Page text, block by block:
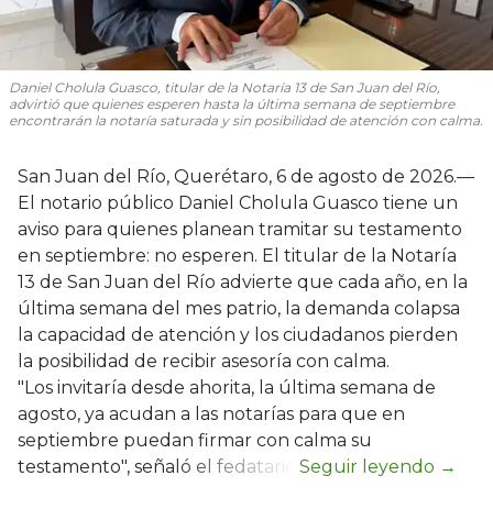
Daniel Cholula Guasco, titular de la Notaría 13 de San Juan del Río,
advirtió que quienes esperen hasta la última semana de septiembre
encontrarán la notaría saturada y sin posibilidad de atención con calma.
San Juan del Río, Querétaro, 6 de agosto de 2026.—
El notario público Daniel Cholula Guasco tiene un
aviso para quienes planean tramitar su testamento
en septiembre: no esperen. El titular de la Notaría
13 de San Juan del Río advierte que cada año, en la
última semana del mes patrio, la demanda colapsa
la capacidad de atención y los ciudadanos pierden
la posibilidad de recibir asesoría con calma.
"Los invitaría desde ahorita, la última semana de
agosto, ya acudan a las notarías para que en
septiembre puedan firmar con calma su
testamento", señaló el fedatario.